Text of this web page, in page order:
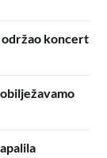
održao koncert